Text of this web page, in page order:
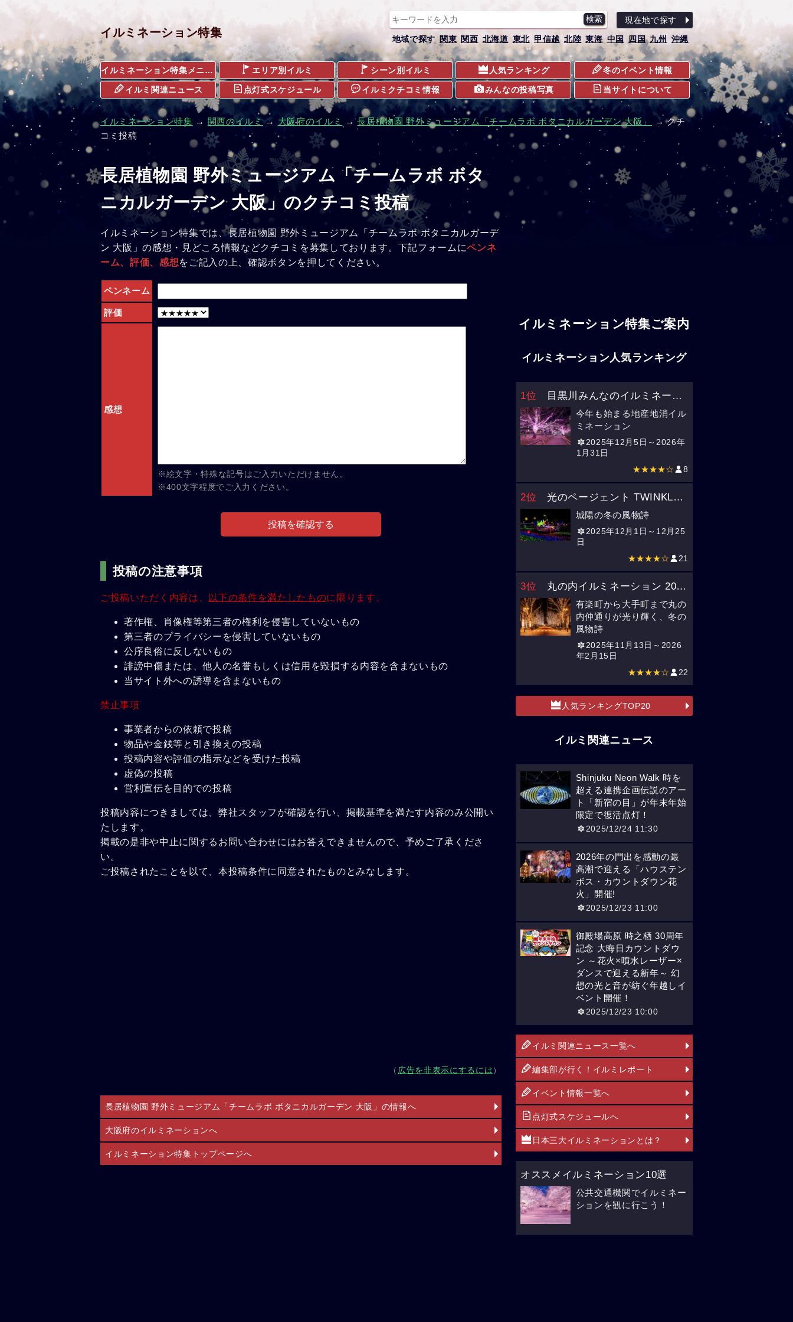
イルミネーション特集
現在地で探す
地域で探す 関東 関西 北海道 東北 甲信越 北陸 東海 中国 四国 九州 沖縄
イルミネーション特集メニュー エリア別イルミ シーン別イルミ 人気ランキング 冬のイベント情報
イルミ関連ニュース 点灯式スケジュール イルミクチコミ情報 みんなの投稿写真 当サイトについて
イルミネーション特集 → 関西のイルミ→ 大阪府のイルミ →長居植物園 野外ミュージアム「チームラボ ボタニカルガーデン 大阪」
→ クチ
コミ投稿
長居植物園 野外ミュージアム「チームラボ ボタ
ニカルガーデン 大阪」のクチコミ投稿
イルミネーション特集では、長居植物園 野外ミュージアム「チームラボ ボタニカルガーデ
ン 大阪」の感想・見どころ情報などクチコミを募集しております。下記フォームにペンネ
ーム、評価、感想をご記入の上、確認ボタンを押してください。
ペンネーム
評価
感想
※絵文字・特殊な記号はご入力いただけません。
※400文字程度でご入力ください。
投稿の注意事項
ご投稿いただく内容は、 以下の条件を満たしたものに限ります。
著作権、肖像権等第三者の権利を侵害していないもの
第三者のプライバシーを侵害していないもの
公序良俗に反しないもの
誹謗中傷または、他人の名誉もしくは信用を毀損する内容を含まないもの
当サイト外への誘導を含まないもの
禁止事項
事業者からの依頼で投稿
物品や金銭等と引き換えの投稿
投稿内容や評価の指示などを受けた投稿
虚偽の投稿
営利宣伝を目的での投稿
投稿内容につきましては、弊社スタッフが確認を行い、掲載基準を満たす内容のみ公開い
たします。
掲載の是非や中止に関するお問い合わせにはお答えできませんので、予めご了承くださ
い。
ご投稿されたことを以て、本投稿条件に同意されたものとみなします。
（ 広告を非表示にするには ）
イルミネーション特集ご案内
イルミネーション人気ランキング
1位 目黒川みんなのイルミネーション2025
今年も始まる地産地消イル
ミネーション
2025年12月5日～2026年
1月31日
★★★★☆ 8
2位 光のページェント TWINKLE JOYO 2025
城陽の冬の風物詩
2025年12月1日～12月25
日
★★★★☆ 21
3位 丸の内イルミネーション 2025
有楽町から大手町まで丸の
内仲通りが光り輝く、冬の
風物詩
2025年11月13日～2026
年2月15日
★★★★☆ 22
人気ランキングTOP20
イルミ関連ニュース
Shinjuku Neon Walk 時を
超える連携企画伝説のアー
ト「新宿の目」が年末年始
限定で復活点灯！
2025/12/24 11:30
2026年の門出を感動の最
高潮で迎える「ハウステン
ボス・カウントダウン花
火」開催!
2025/12/23 11:00
御殿場高原 時之栖 30周年
記念 大晦日カウントダウ
ン ～花火×噴水レーザー×
ダンスで迎える新年～ 幻
想の光と音が紡ぐ年越しイ
ベント開催！
2025/12/23 10:00
イルミ関連ニュース一覧へ
編集部が行く！イルミレポート
イベント情報一覧へ
点灯式スケジュールへ
日本三大イルミネーションとは？
オススメイルミネーション10選
公共交通機関でイルミネー
ションを観に行こう！
長居植物園 野外ミュージアム「チームラボ ボタニカルガーデン 大阪」の情報へ
大阪府のイルミネーションへ
イルミネーション特集トップページへ